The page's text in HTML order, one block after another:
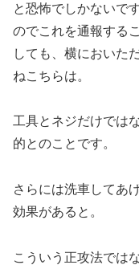
と恐怖でしかないで
のでこれを通報する
しても、横においた
ねこちらは。
工具とネジだけでは
的とのことです。
さらには洗車してあ
効果があると。
こういう正攻法では